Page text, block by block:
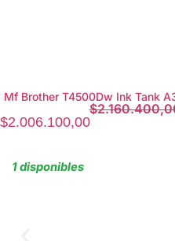
Mf Brother T4500Dw Ink Tank
$
$2.006.100,00
1 disponibles